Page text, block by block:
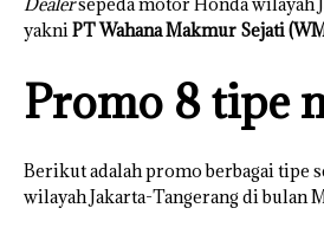
yakniPT Wahana Makmur Sejati
Promo 8 tipe
Berikut adalah promo berbagai tipe
wilayah Jakarta-Tangerang di bulan